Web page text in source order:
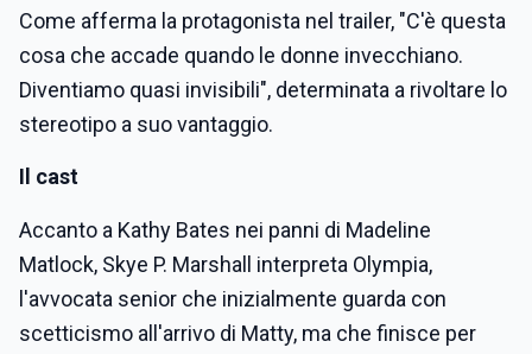
Come afferma la protagonista nel trailer, "C'è questa
cosa che accade quando le donne invecchiano.
Diventiamo quasi invisibili", determinata a rivoltare lo
stereotipo a suo vantaggio.
Il cast
Accanto a Kathy Bates nei panni di Madeline
Matlock, Skye P. Marshall interpreta Olympia,
l'avvocata senior che inizialmente guarda con
scetticismo all'arrivo di Matty, ma che finisce per